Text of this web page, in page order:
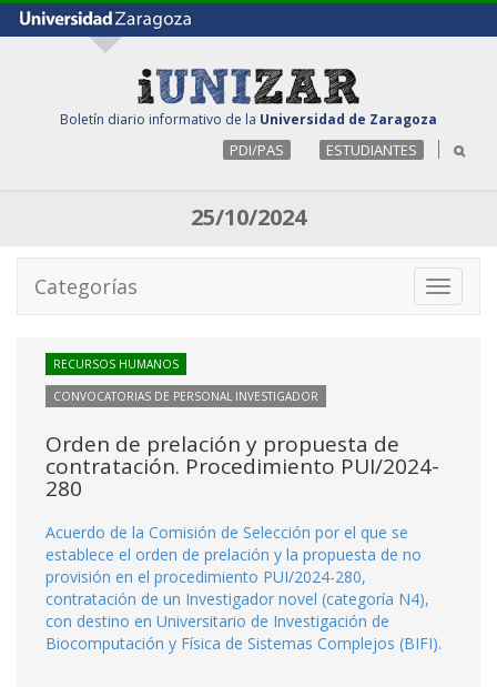
Boletín diario informativo de la Universidad de Zaragoza
PDI/PAS ESTUDIANTES
25/10/2024
Toggle
Categorías
RECURSOS HUMANOS
CONVOCATORIAS DE PERSONAL INVESTIGADOR
Orden de prelación y propuesta de
contratación. Procedimiento PUI/2024-
280
Acuerdo de la Comisión de Selección por el que se
establece el orden de prelación y la propuesta de no
provisión en el procedimiento PUI/2024-280,
contratación de un Investigador novel (categoría N4),
con destino en Universitario de Investigación de
Biocomputación y Física de Sistemas Complejos (BIFI).